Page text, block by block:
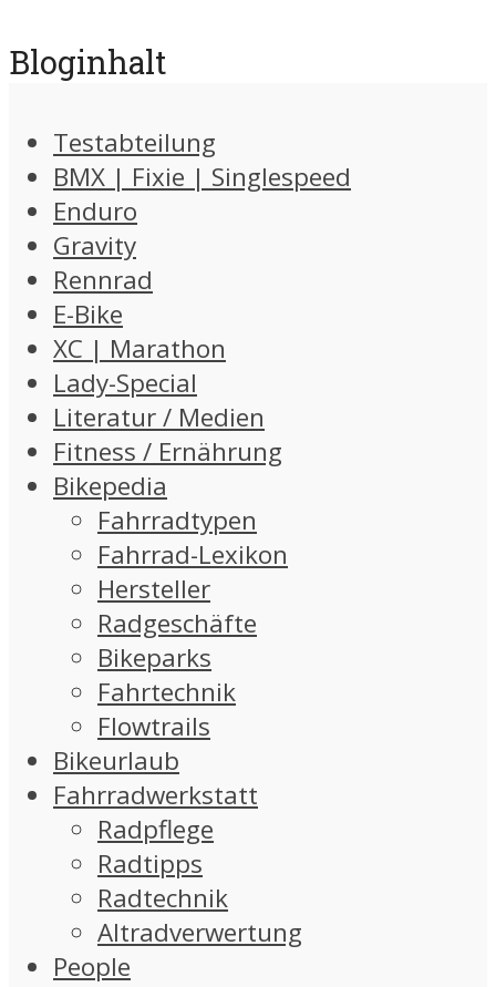
Bloginhalt
Testabteilung
BMX | Fixie | Singlespeed
Enduro
Gravity
Rennrad
E-Bike
XC | Marathon
Lady-Special
Literatur / Medien
Fitness / Ernährung
Bikepedia
Fahrradtypen
Fahrrad-Lexikon
Hersteller
Radgeschäfte
Bikeparks
Fahrtechnik
Flowtrails
Bikeurlaub
Fahrradwerkstatt
Radpflege
Radtipps
Radtechnik
Altradverwertung
People